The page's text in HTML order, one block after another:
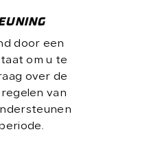
door een
om u te
over de
van